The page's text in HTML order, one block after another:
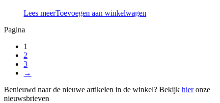
Lees meerToevoegen aan winkelwagen
Pagina
1
2
3
→
Benieuwd naar de nieuwe artikelen in de winkel? Bekijk hieronze
nieuwsbrieven